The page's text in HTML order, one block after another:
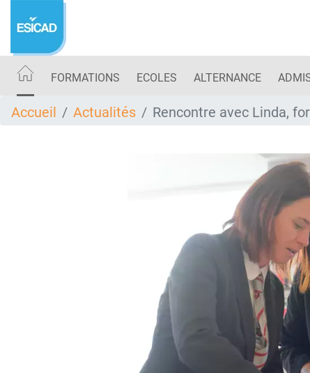
contenu
FORMATIONS ECOLES ALTERNANCE
Accueil Actualités Rencontre avec Linda,